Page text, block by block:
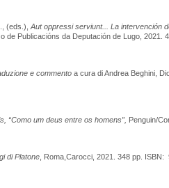
(eds.), Aut oppressi serviunt... La intervención
de Publicacións da Deputación de Lugo, 2021.
e commento a cura di Andrea Beghini,
“Como um deus entre os homens”, Penguin/
di Platone , Roma,Carocci, 2021. 348 pp. ISBN: